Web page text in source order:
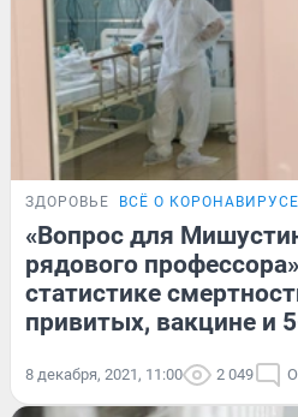
ЗДОРОВЬЕ ВСЁ О КОРОНАВИРУСЕ
«Вопрос для
рядового
статистике
привитых, вакцине и
8 декабря, 2021, 11:00 2 049